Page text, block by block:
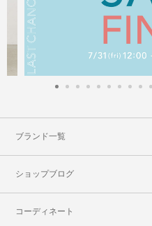
ブランド一覧
ショップブログ
コーディネート